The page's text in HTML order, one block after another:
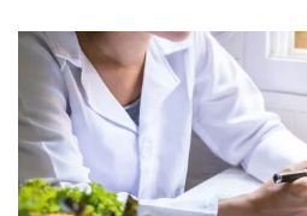
эффект от них на нет. У
для этого специальный
используется, если что-
же пациенту просто
результат процедуры.
это за препараты, как